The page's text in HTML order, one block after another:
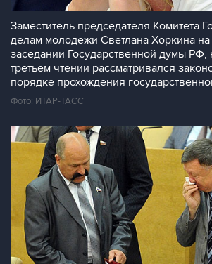
Заместитель председателя Комитета
делам молодежи Светлана Хоркина
заседании Государственной думы РФ,
третьем чтении рассматривался
порядке прохождения
Фото: ИТАР-ТАСС